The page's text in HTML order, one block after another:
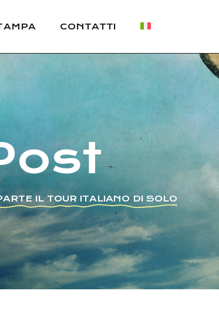
CONTATTI
IL TOUR ITALIANO DI SOLO